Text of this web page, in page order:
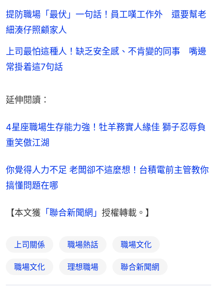
提防職場「最伏」一句話！員工嘆工作外 還要幫老
細湊仔照顧家人
上司最怕這種人！缺乏安全感、不肯變的同事 嘴邊
常掛着這7句話
延伸閱讀：
4星座職場生存能力強！牡羊務實人緣佳 獅子忍辱負
重笑傲江湖
你覺得人力不足 老闆卻不這麼想！台積電前主管教你
搞懂問題在哪
【本文獲 「聯合新聞網」 授權轉載。】
上司關係 職場熱話 職場文化
職場文化 理想職場 聯合新聞網